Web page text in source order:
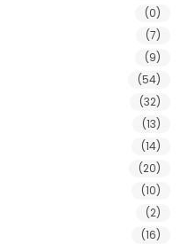
(0)
(7)
(9)
(54)
(32)
(13)
(14)
(20)
(10)
(2)
(16)